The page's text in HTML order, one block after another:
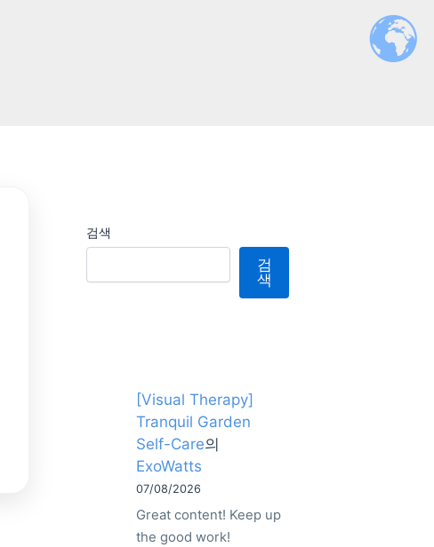
검색
검
색
[Visual Therapy]
Tranquil Garden
Self-Care의
ExoWatts
07/08/2026
Great content! Keep up
the good work!